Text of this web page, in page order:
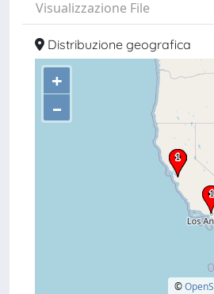
Visualizzazione File
Distribuzione geografica
+
–
©